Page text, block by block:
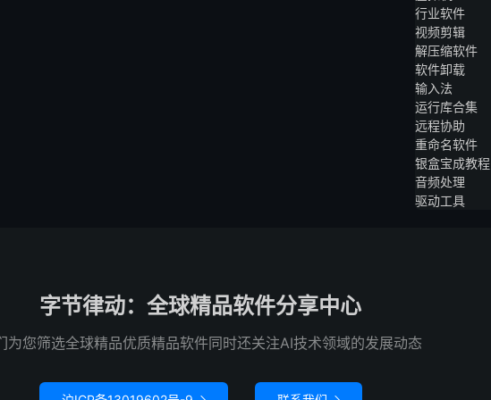
行业软件
视频剪辑
解压缩软件
软件卸载
输入法
运行库合集
远程协助
重命名软件
银盒宝成教程
音频处理
驱动工具
字节律动：全球精品软件分享中心
为您筛选全球精品优质精品软件同时还关注AI技术领域的发展动态